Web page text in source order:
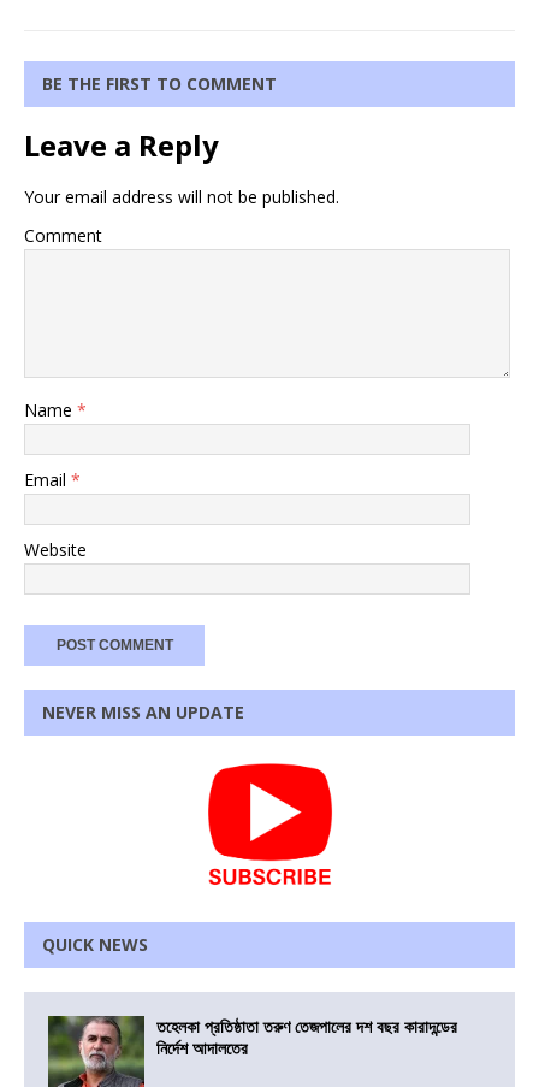
BE THE FIRST TO COMMENT
Leave a Reply
Your email address will not be published.
Comment
Name *
Email *
Website
NEVER MISS AN UPDATE
QUICK NEWS
তহেলকা প্রতিষ্ঠাতা তরুণ তেজপালের দশ বছর কারাদন্ডের
নির্দেশ আদালতের